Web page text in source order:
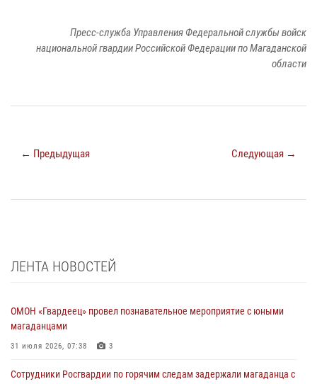
Пресс-служба Управления Федеральной службы войск
национальной гвардии Российской Федерации по Магаданской
области
← Предыдущая Следующая →
ЛЕНТА НОВОСТЕЙ
ОМОН «Гвардеец» провел познавательное мероприятие с юными
магаданцами
31 июля 2026, 07:38 3
Сотрудники Росгвардии по горячим следам задержали магаданца с